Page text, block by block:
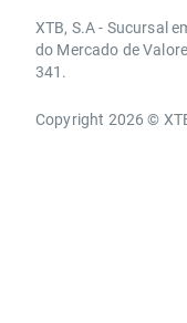
XTB, S.A - Sucursal
do Mercado de
341.
Copyright 2026 ©